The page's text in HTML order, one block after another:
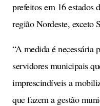
prefeitos em 16 estados
região Nordeste, exceto
“A medida é necessária
servidores municipais
imprescindíveis a
que fazem a gestão